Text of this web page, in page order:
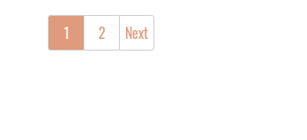
1 2